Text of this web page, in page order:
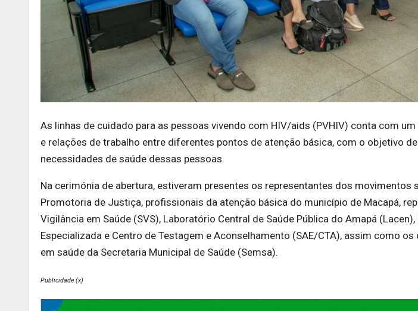
As linhas de cuidado para as pessoas vivendo com HIV/aids (PVHIV) conta com
e relações de trabalho entre diferentes pontos de atenção básica, com o objetivo
necessidades de saúde dessas pessoas.
Na cerimónia de abertura, estiveram presentes os representantes dos movimentos
Promotoria de Justiça, profissionais da atenção básica do município de Macapá,
Vigilância em Saúde (SVS), Laboratório Central de Saúde Pública do Amapá
Especializada e Centro de Testagem e Aconselhamento (SAE/CTA), assim como
em saúde da Secretaria Municipal de Saúde (Semsa).
Publicidade (x)